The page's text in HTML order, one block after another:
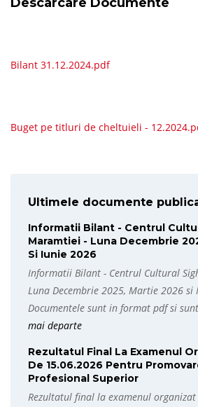
Bilant 31.12.2024.pdf
Buget pe titluri de cheltuieli -
Ultimele documente
Informatii Bilant - Centrul
Maramtiei - Luna Decembrie
Si Iunie 2026
Informatii Bilant - Centrul Cultural
Luna Decembrie 2025, Martie 2026 si
Documentele sunt in format pdf si
mai departe
Rezultatul Final La Examenul
De 15.06.2026 Pentru
Profesional Superior
Rezultatul final la examenul